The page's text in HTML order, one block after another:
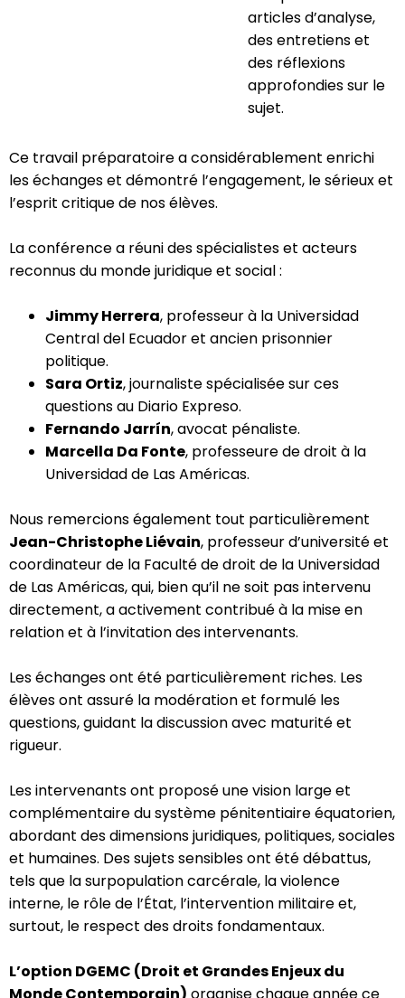
articles d’analyse,
des entretiens et
des réflexions
approfondies sur le
sujet.
Ce travail préparatoire a considérablement enrichi
les échanges et démontré l’engagement, le sérieux et
l’esprit critique de nos élèves.
La conférence a réuni des spécialistes et acteurs
reconnus du monde juridique et social :
Jimmy Herrera, professeur à la Universidad
Central del Ecuador et ancien prisonnier
politique.
Sara Ortiz, journaliste spécialisée sur ces
questions au Diario Expreso.
Fernando Jarrín, avocat pénaliste.
Marcella Da Fonte, professeure de droit à la
Universidad de Las Américas.
Nous remercions également tout particulièrement
Jean-Christophe Liévain, professeur d’université et
coordinateur de la Faculté de droit de la Universidad
de Las Américas, qui, bien qu’il ne soit pas intervenu
directement, a activement contribué à la mise en
relation et à l’invitation des intervenants.
Les échanges ont été particulièrement riches. Les
élèves ont assuré la modération et formulé les
questions, guidant la discussion avec maturité et
rigueur.
Les intervenants ont proposé une vision large et
complémentaire du système pénitentiaire équatorien,
abordant des dimensions juridiques, politiques, sociales
et humaines. Des sujets sensibles ont été débattus,
tels que la surpopulation carcérale, la violence
interne, le rôle de l’État, l’intervention militaire et,
surtout, le respect des droits fondamentaux.
L’option DGEMC (Droit et Grandes Enjeux du